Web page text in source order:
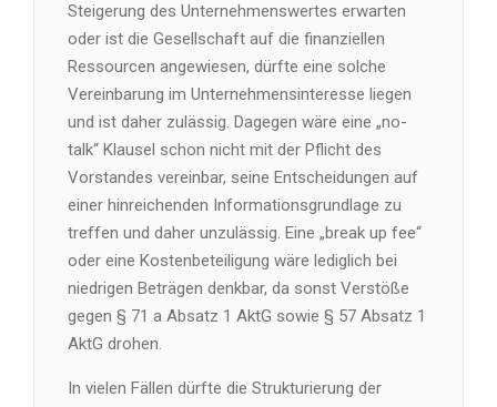
Steigerung des Unternehmenswertes erwarten
oder ist die Gesellschaft auf die finanziellen
Ressourcen angewiesen, dürfte eine solche
Vereinbarung im Unternehmensinteresse liegen
und ist daher zulässig. Dagegen wäre eine „no-
talk“ Klausel schon nicht mit der Pflicht des
Vorstandes vereinbar, seine Entscheidungen auf
einer hinreichenden Informationsgrundlage zu
treffen und daher unzulässig. Eine „break up fee“
oder eine Kostenbeteiligung wäre lediglich bei
niedrigen Beträgen denkbar, da sonst Verstöße
gegen § 71 a Absatz 1 AktG sowie § 57 Absatz 1
AktG drohen.
In vielen Fällen dürfte die Strukturierung der